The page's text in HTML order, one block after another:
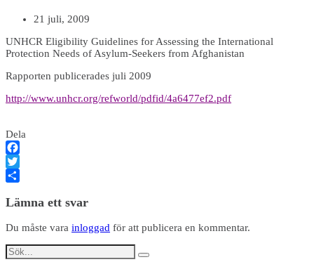
21 juli, 2009
UNHCR Eligibility Guidelines for Assessing the International
Protection Needs of Asylum-Seekers from Afghanistan
Rapporten publicerades juli 2009
http://www.unhcr.org/refworld/pdfid/4a6477ef2.pdf
Dela
Facebook
Twitter
Lämna ett svar
Du måste vara inloggad för att publicera en kommentar.